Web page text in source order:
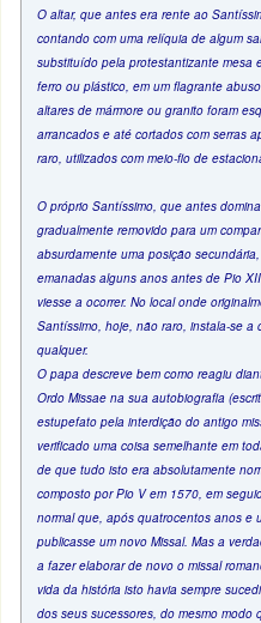
O altar, que antes era rente ao
contando com uma relíquia de algum
substituído pela protestantizante mesa
ferro ou plástico, em um flagrante
altares de mármore ou granito foram
arrancados e até cortados com serras
raro, utilizados com meio-fio de
O próprio Santíssimo, que antes
gradualmente removido para um
absurdamente uma posição
emanadas alguns anos antes de Pio
viesse a ocorrer. No local onde
Santíssimo, hoje, não raro, instala-se
qualquer.
O papa descreve bem como reagiu
Ordo Missae na sua autobiografia
estupefato pela interdição do antigo
verificado uma coisa semelhante em
de que tudo isto era absolutamente
composto por Pio V em 1570, em
normal que, após quatrocentos anos e
publicasse um novo Missal. Mas a
a fazer elaborar de novo o missal
vida da história isto havia sempre
dos seus sucessores, do mesmo